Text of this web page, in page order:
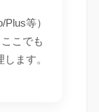
等）
こでも
ます。